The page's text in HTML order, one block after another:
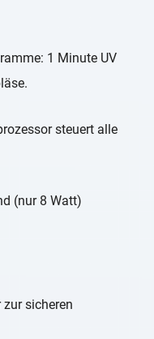
1 Minute UV
steuert alle
(nur 8 Watt)
sicheren